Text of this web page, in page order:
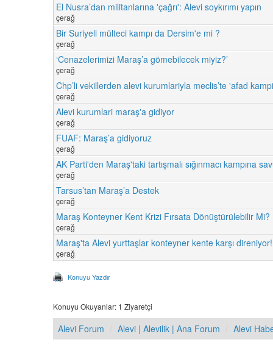
El Nusra’dan militanlarına 'çağrı': Alevi soykırımı yapın
çerağ
Bir Suriyeli mülteci kampı da Dersim'e mi ?
çerağ
‘Cenazelerimizi Maraş’a gömebilecek miyiz?’
çerağ
Chp’li vekillerden alevi kurumlariyla meclis’te 'afad
çerağ
Alevi kurumlari maraş'a gidiyor
çerağ
FUAF: Maraş’a gidiyoruz
çerağ
AK Parti'den Maraş'taki tartışmalı sığınmacı kampına
çerağ
Tarsus’tan Maraş’a Destek
çerağ
Maraş Konteyner Kent Krizi Fırsata Dönüştürülebilir Mi?
çerağ
Maraş'ta Alevi yurttaşlar konteyner kente karşı direniyor!
çerağ
Konuyu Yazdır
Konuyu Okuyanlar: 1 Ziyaretçi
Alevi Forum Alevi | Alevilik | Ana Forum Alevi